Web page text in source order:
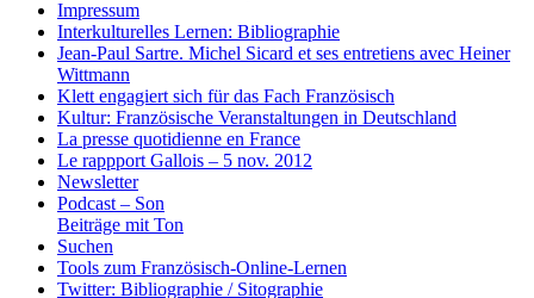
Impressum
Interkulturelles Lernen: Bibliographie
Jean-Paul Sartre. Michel Sicard et ses entretiens avec Heiner
Wittmann
Klett engagiert sich für das Fach Französisch
Kultur: Französische Veranstaltungen in Deutschland
La presse quotidienne en France
Le rappport Gallois – 5 nov. 2012
Newsletter
Podcast – Son
Beiträge mit Ton
Suchen
Tools zum Französisch-Online-Lernen
Twitter: Bibliographie / Sitographie